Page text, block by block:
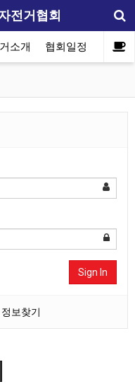
전거협회
소개 협회일정 자료실
Sign In
정보찾기